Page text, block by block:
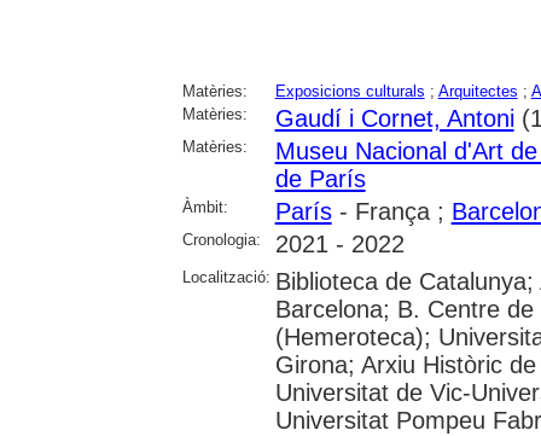
Matèries: Exposicions culturals ; Arquitectes ;
Matèries:
Gaudí i Cornet, Antoni
Matèries:
Museu Nacional d'Art
de París
Àmbit: París- França ;
Cronologia: 2021 - 2022
Localització: Biblioteca de
Barcelona; B. Centre
(Hemeroteca);
Girona; Arxiu Històric
Universitat de Vic-
Universitat Pompeu